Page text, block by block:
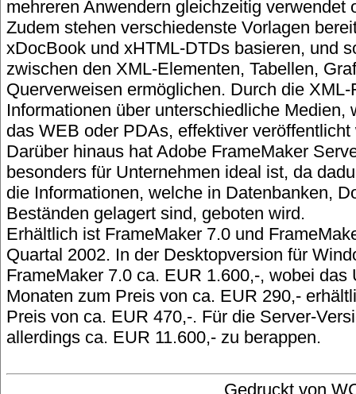
mehreren Anwendern gleichzeitig verwendet
Zudem stehen verschiedenste Vorlagen
xDocBook und xHTML-DTDs basieren, und
zwischen den XML-Elementen, Tabellen,
Querverweisen ermöglichen. Durch die
Informationen über unterschiedliche Medien,
das WEB oder PDAs, effektiver veröffentlicht
Darüber hinaus hat Adobe FrameMaker
besonders für Unternehmen ideal ist, da
die Informationen, welche in Datenbanken,
Beständen gelagert sind, geboten wird.
Erhältlich ist FrameMaker 7.0 und
Quartal 2002. In der Desktopversion für
FrameMaker 7.0 ca. EUR 1.600,-, wobei das
Monaten zum Preis von ca. EUR 290,-
Preis von ca. EUR 470,-. Für die Server-
allerdings ca. EUR 11.600,- zu berappen.
Gedruckt von